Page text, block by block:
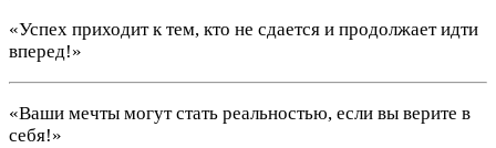
«Успех приходит к тем, кто не сдается и продолжает идти
вперед!»
«Ваши мечты могут стать реальностью, если вы верите в
себя!»